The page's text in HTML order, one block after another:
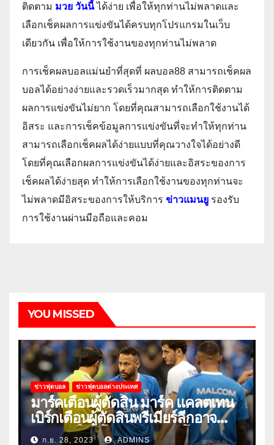
ติดตาม มวย วันนี้ ได้ง่าย เพื่อให้ทุกท่านไม่พลาดและ
เลือกเช็คผลการแข่งขันได้ครบทุกโปรแกรมในเว็บ
เดียวกัน เพื่อให้การใช้งานของทุกท่านไม่พลาด
การเช็คผลบอลแม่นยำที่สุดที่ ผลบอล88 สามารถเช็คผล
บอลได้อย่างง่ายและรวดเร็วมากสุด ทำให้การติดตาม
ผลการแข่งขันไม่ยาก โดยที่คุณสามารถเลือกใช้งานได้
อิสระ และการเช็คข้อมูลการแข่งขันที่จะทำให้ทุกท่าน
สามารถเลือกเช็คผลได้ง่ายแบบที่คุณวางใจได้อย่างดี
โดยที่คุณเลือกผลการแข่งขันได้ง่ายและอิสระของการ
เช็คผลได้ง่ายสุด ทำให้การเลือกใช้งานของทุกท่านจะ
ไม่พลาดมีอิสระของการให้บริการ ข่าวแมนยู รองรับ
การใช้งานผ่านมือถือและคอม
YOU MISSED
ข่าวฟุตบอล ข่าวฟุตบอลต่างประเทศ
มาร์คเตือนผู้ตัดสิน มาร์ค แคลตเทน
เบิร์กเตือนผู้ตัดสินพรีเมียร์ลีกอาจ
‘ยอมแพ้ในยูโรหรือฟุตบอลโลก’
ก.ย. 28, 2023 ADMINS